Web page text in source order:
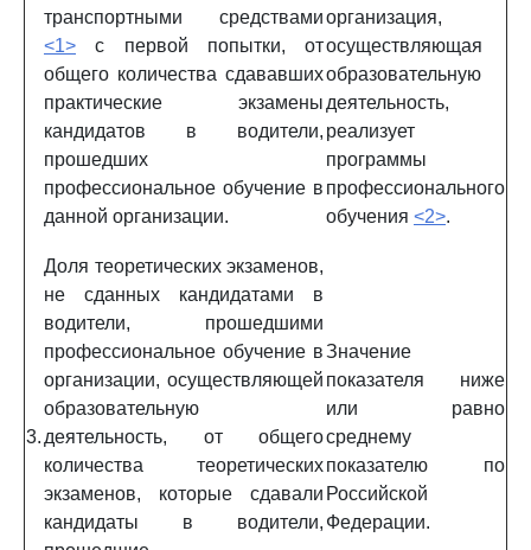
транспортными средствами
<1> с первой попытки, от
общего количества сдававших
практические экзамены
кандидатов в водители,
прошедших
профессиональное обучение в
данной организации.
организация,
осуществляющая
образовательную
деятельность,
реализует
программы
профессионального
обучения <2>.
3.
Доля теоретических экзаменов,
не сданных кандидатами в
водители, прошедшими
профессиональное обучение в
организации, осуществляющей
образовательную
деятельность, от общего
количества теоретических
экзаменов, которые сдавали
кандидаты в водители,
Значение
показателя ниже
или равно
среднему
показателю по
Российской
Федерации.